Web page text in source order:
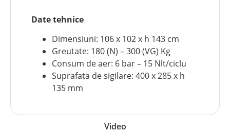
Video
Date tehnice
Dimensiuni: 106 x 102 x h 143 cm
Greutate: 180 (N) – 300 (VG) Kg
Consum de aer: 6 bar – 15 Nlt/ciclu
Suprafata de sigilare: 400 x 285 x h
135 mm